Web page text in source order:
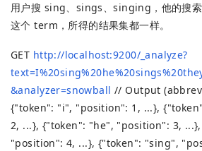
用户搜 sing、sings、singing，他的搜索
这个 term，所得的结果集都一样。
GET http://localhost:9200/_analyze?
&analyzer=snowball // Output
{"token": "i", "position": 1, ...},
2, ...}, {"token": "he", "position": 3,
"position": 4, ...}, {"token": "sing",